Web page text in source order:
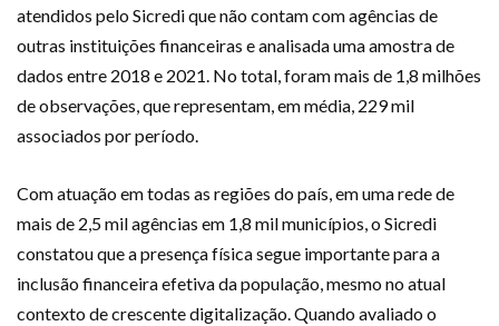
atendidos pelo Sicredi que não contam com agências de
outras instituições financeiras e analisada uma amostra de
dados entre 2018 e 2021. No total, foram mais de 1,8 milhões
de observações, que representam, em média, 229 mil
associados por período.
Com atuação em todas as regiões do país, em uma rede de
mais de 2,5 mil agências em 1,8 mil municípios, o Sicredi
constatou que a presença física segue importante para a
inclusão financeira efetiva da população, mesmo no atual
contexto de crescente digitalização. Quando avaliado o